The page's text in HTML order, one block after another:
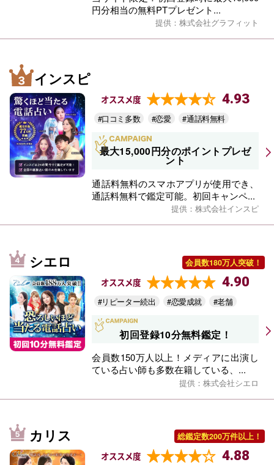
円分相当の無料PTプレゼント...
提供：株式会社グラフィット
インスピ
オススメ度 4.93
#口コミ多数 #恋愛 #通話料無料
最大15,000円分のポイントプレゼ
ント
通話料無料のスマホアプリが使用でき、
通話料無料で鑑定可能。初回キャンペ...
提供：株式会社インスピ
シエロ 会員数180万人突破！
オススメ度 4.90
#リピーター続出 #恋愛成就 #老舗
初回登録10分無料鑑定！
会員数150万人以上！メディアに出演し
ている占い師も多数在籍している、...
提供：株式会社シエロ
カリス 総鑑定数200万件以上！
オススメ度 4.88